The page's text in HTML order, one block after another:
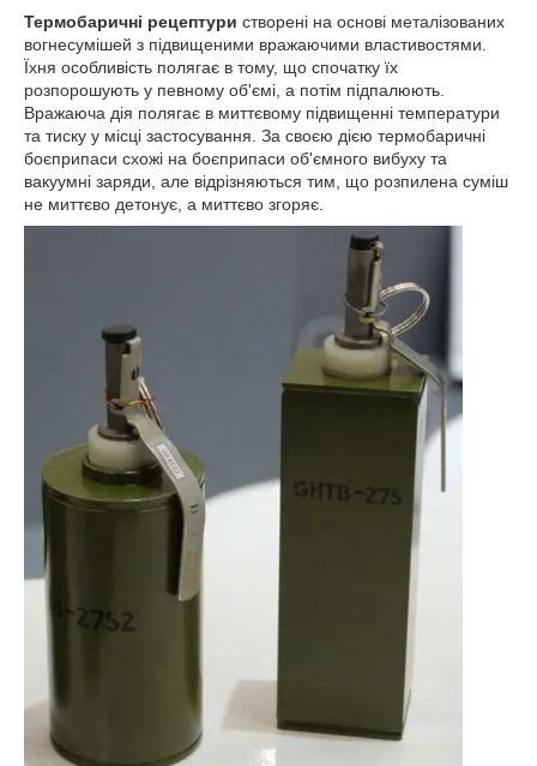
Термобаричні рецептури створені на основі металізованих
вогнесумішей з підвищеними вражаючими властивостями.
Їхня особливість полягає в тому, що спочатку їх
розпорошують у певному об'ємі, а потім підпалюють.
Вражаюча дія полягає в миттєвому підвищенні температури
та тиску у місці застосування. За своєю дією термобаричні
боєприпаси схожі на боєприпаси об'ємного вибуху та
вакуумні заряди, але відрізняються тим, що розпилена суміш
не миттєво детонує, а миттєво згоряє.